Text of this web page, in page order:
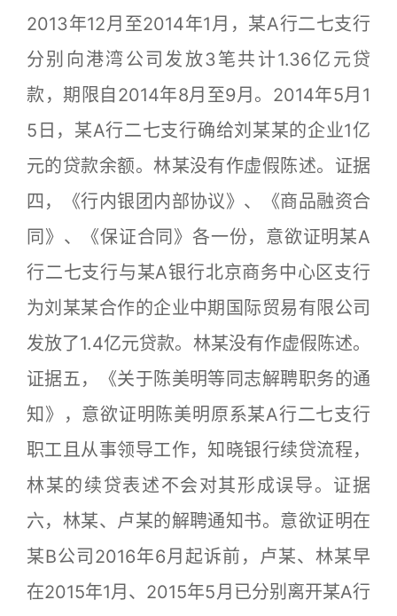
2013年12月至2014年1月，某A行二七支行
分别向港湾公司发放3笔共计1.36亿元贷
款，期限自2014年8月至9月。2014年5月1
5日，某A行二七支行确给刘某某的企业1亿
元的贷款余额。林某没有作虚假陈述。证据
四，《行内银团内部协议》、《商品融资合
同》、《保证合同》各一份，意欲证明某A
行二七支行与某A银行北京商务中心区支行
为刘某某合作的企业中期国际贸易有限公司
发放了1.4亿元贷款。林某没有作虚假陈述。
证据五，《关于陈美明等同志解聘职务的通
知》，意欲证明陈美明原系某A行二七支行
职工且从事领导工作，知晓银行续贷流程，
林某的续贷表述不会对其形成误导。证据
六，林某、卢某的解聘通知书。意欲证明在
某B公司2016年6月起诉前，卢某、林某早
在2015年1月、2015年5月已分别离开某A行